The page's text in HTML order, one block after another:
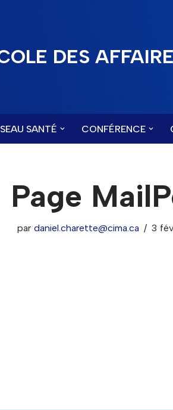
DES
SANTÉ CONFÉRENCE
Page
par daniel.charette@cima.ca 3